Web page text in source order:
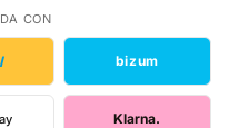
CON
bizum
Klarna.